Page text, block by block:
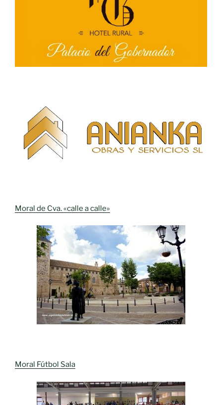
Moral de Cva. «calle a calle»
Moral Fútbol Sala